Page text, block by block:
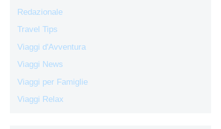
Redazionale
Travel Tips
Viaggi d'Avventura
Viaggi News
Viaggi per Famiglie
Viaggi Relax